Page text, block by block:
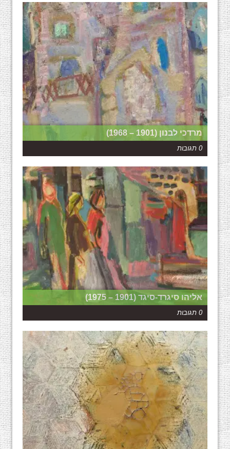
מרדכי לבנון (1901 – 1968)
0 תגובות
אליהו סיגרד-סיגד (1901 – 1975)
0 תגובות